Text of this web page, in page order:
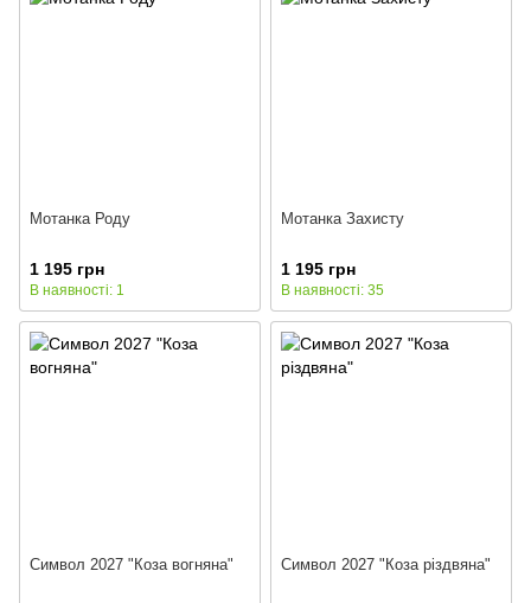
Мотанка Роду
1 195 грн
В наявності: 1
Мотанка Захисту
1 195 грн
В наявності: 35
Символ 2027 "Коза вогняна" Символ 2027 "Коза різдвяна"